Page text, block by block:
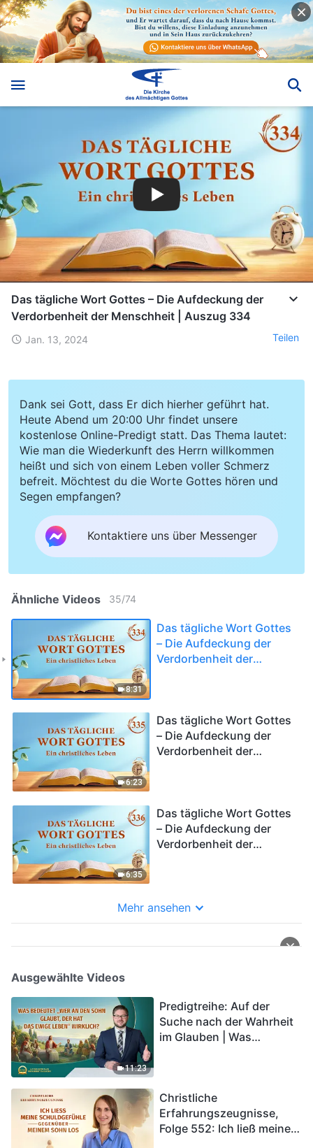
Das tägliche Wort Gottes – Die Aufdeckung der
Verdorbenheit der Menschheit | Auszug 334
Jan. 13, 2024 Teilen
Dank sei Gott, dass Er dich hierher geführt hat.
Heute Abend um 20:00 Uhr findet unsere
kostenlose Online-Predigt statt. Das Thema lautet:
Wie man die Wiederkunft des Herrn willkommen
heißt und sich von einem Leben voller Schmerz
befreit. Möchtest du die Worte Gottes hören und
Segen empfangen?
Kontaktiere uns über Messenger
Ähnliche Videos 35/74
8:31
Das tägliche Wort Gottes
– Die Aufdeckung der
Verdorbenheit der
6:23
Das tägliche Wort Gottes
– Die Aufdeckung der
Verdorbenheit der
6:35
Das tägliche Wort Gottes
– Die Aufdeckung der
Verdorbenheit der
Mehr ansehen
Ausgewählte Videos
11:23
Predigtreihe: Auf der
Suche nach der Wahrheit
im Glauben | Was
Christliche
Erfahrungszeugnisse,
Folge 552: Ich ließ meine